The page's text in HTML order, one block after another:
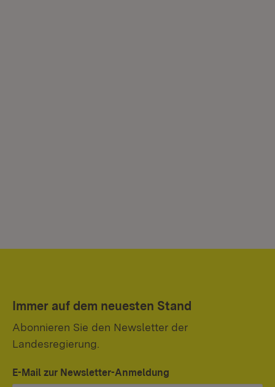
Immer auf dem neuesten Stand
Abonnieren Sie den Newsletter der
Landesregierung.
E-Mail zur Newsletter-Anmeldung